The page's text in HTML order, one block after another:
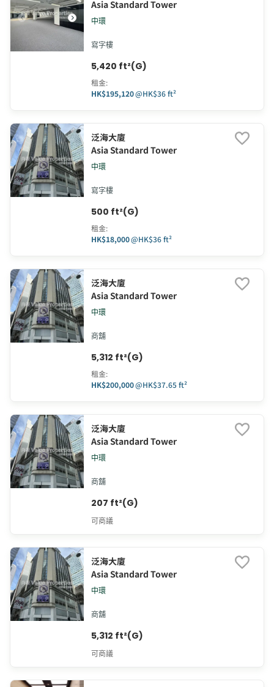
Asia Standard Tower
中環
寫字樓
5,420 ft²(G)
租金:
HK$195,120@HK$36 ft²
泛海大廈
Asia Standard Tower
中環
寫字樓
500 ft²(G)
租金:
HK$18,000@HK$36 ft²
泛海大廈
Asia Standard Tower
中環
商舖
5,312 ft²(G)
租金:
HK$200,000@HK$37.65 ft²
泛海大廈
Asia Standard Tower
中環
商舖
207 ft²(G)
可商議
泛海大廈
Asia Standard Tower
中環
商舖
5,312 ft²(G)
可商議